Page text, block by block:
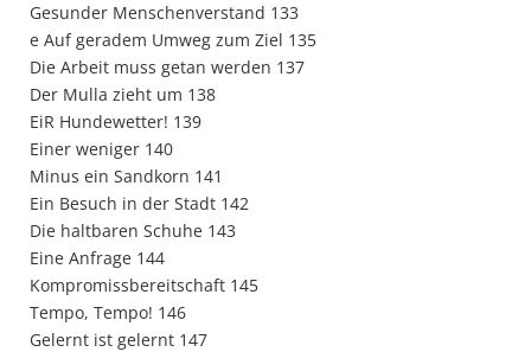
Gesunder Menschenverstand 133
e Auf geradem Umweg zum Ziel 135
Die Arbeit muss getan werden 137
Der Mulla zieht um 138
EiR Hundewetter! 139
Einer weniger 140
Minus ein Sandkorn 141
Ein Besuch in der Stadt 142
Die haltbaren Schuhe 143
Eine Anfrage 144
Kompromissbereitschaft 145
Tempo, Tempo! 146
Gelernt ist gelernt 147